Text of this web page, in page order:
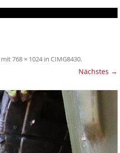
mit768 × 1024 in CIMG8430.
Nächstes →